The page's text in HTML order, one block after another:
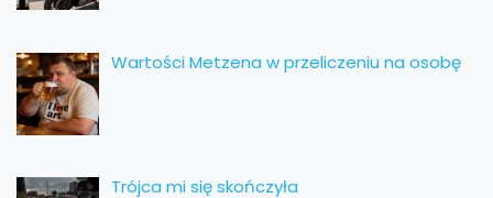
Wartości Metzena w przeliczeniu na osobę
Trójca mi się skończyła